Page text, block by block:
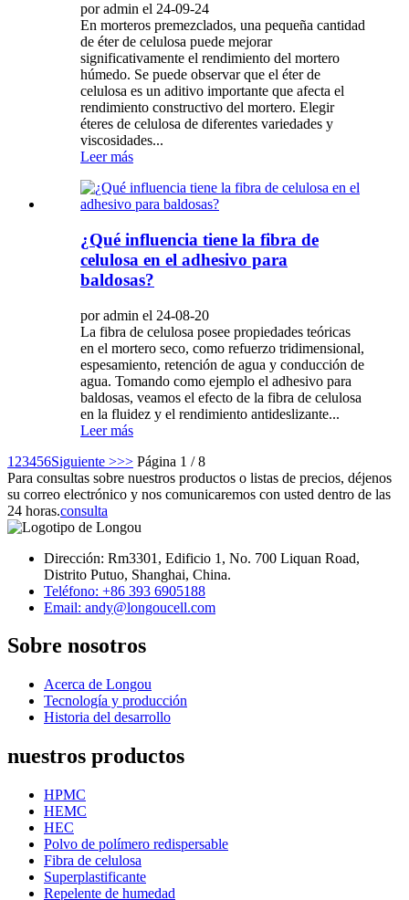
por admin el 24-09-24
En morteros premezclados, una pequeña cantidad
de éter de celulosa puede mejorar
significativamente el rendimiento del mortero
húmedo. Se puede observar que el éter de
celulosa es un aditivo importante que afecta el
rendimiento constructivo del mortero. Elegir
éteres de celulosa de diferentes variedades y
viscosidades...
Leer más
¿Qué influencia tiene la fibra de
celulosa en el adhesivo para
baldosas?
por admin el 24-08-20
La fibra de celulosa posee propiedades teóricas
en el mortero seco, como refuerzo tridimensional,
espesamiento, retención de agua y conducción de
agua. Tomando como ejemplo el adhesivo para
baldosas, veamos el efecto de la fibra de celulosa
en la fluidez y el rendimiento antideslizante...
Leer más
1 23456Siguiente >>> Página 1 / 8
Para consultas sobre nuestros productos o listas de precios, déjenos
su correo electrónico y nos comunicaremos con usted dentro de las
24 horas.consulta
Dirección: Rm3301, Edificio 1, No. 700 Liquan Road,
Distrito Putuo, Shanghai, China.
Teléfono: +86 393 6905188
Email: andy@longoucell.com
Sobre nosotros
Acerca de Longou
Tecnología y producción
Historia del desarrollo
nuestros productos
HPMC
HEMC
HEC
Polvo de polímero redispersable
Fibra de celulosa
Superplastificante
Repelente de humedad